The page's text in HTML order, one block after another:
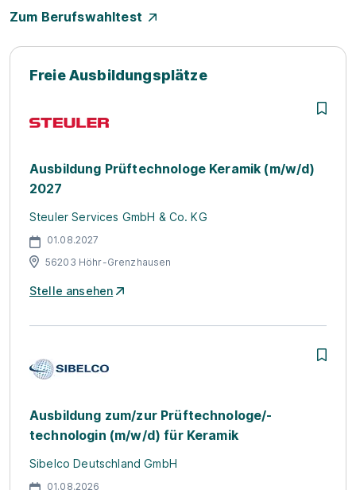
Zum Berufswahltest
Freie Ausbildungsplätze
Ausbildung Prüftechnologe Keramik (m/w/d)
2027
Steuler Services GmbH & Co. KG
01.08.2027
56203 Höhr-Grenzhausen
Stelle ansehen
Ausbildung zum/zur Prüftechnologe/-
technologin (m/w/d) für Keramik
Sibelco Deutschland GmbH
01.08.2026